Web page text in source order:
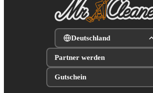
Deutschland
Partner werden
Gutschein